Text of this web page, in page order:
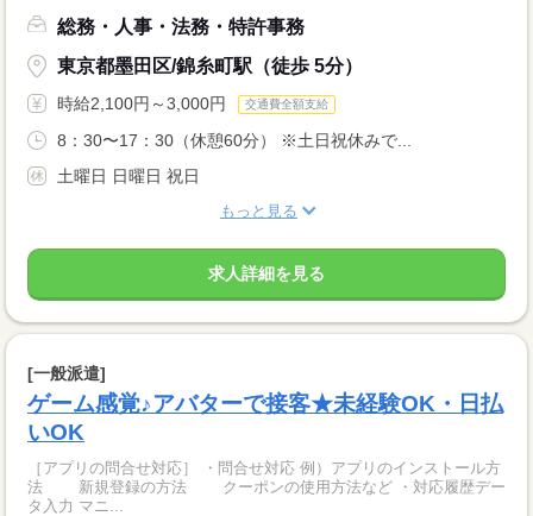
総務・人事・法務・特許事務
東京都墨田区/錦糸町駅（徒歩 5分）
時給2,100円～3,000円 交通費全額支給
8：30〜17：30（休憩60分） ※土日祝休みで...
土曜日 日曜日 祝日
もっと見る
求人詳細を見る
[一般派遣]
ゲーム感覚♪アバターで接客★未経験OK・日払
いOK
［アプリの問合せ対応］ ・問合せ対応 例）アプリのインストール方
法 新規登録の方法 クーポンの使用方法など ・対応履歴デー
タ入力 マニ...